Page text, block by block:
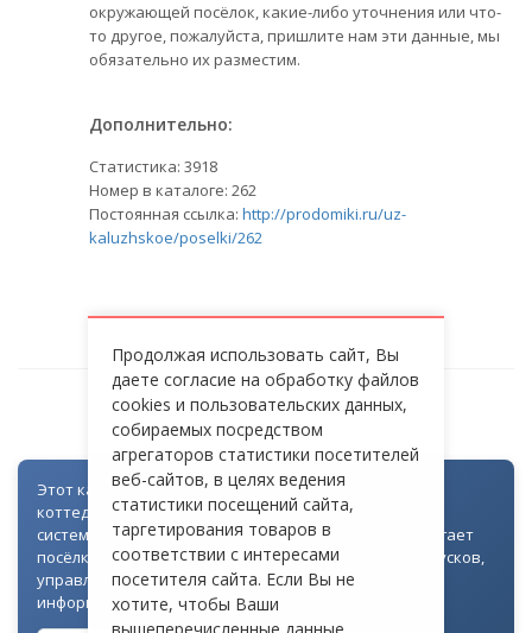
окружающей посёлок, какие-либо уточнения или что-
то другое, пожалуйста, пришлите нам эти данные, мы
обязательно их разместим.
Дополнительно:
Статистика: 3918
Номер в каталоге: 262
Постоянная ссылка: http://prodomiki.ru/uz-
kaluzhskoe/poselki/262
ЮЖНЫЕ ОЗЕРА
Этот каталог создан как часть цифровой экосистемы
коттеджных посёлков: для всех объектов доступна
система контроля доступа через Telegram. Она помогает
посёлкам автоматизировать выдачу гостевых пропусков,
управлять доступом на территорию и оперативно
информировать жителей
Продолжая использовать сайт, Вы
даете согласие на обработку файлов
cookies и пользовательских данных,
собираемых посредством
агрегаторов статистики посетителей
веб-сайтов, в целях ведения
статистики посещений сайта,
таргетирования товаров в
соответствии с интересами
посетителя сайта. Если Вы не
хотите, чтобы Ваши